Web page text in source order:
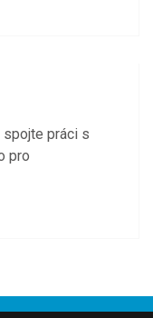
spojte práci s
pro